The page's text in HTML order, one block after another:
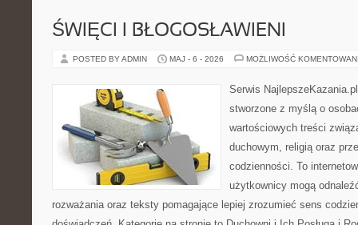
ŚWIĘCI I BŁOGOSŁAWIENI
POSTED BY ADMIN MAJ - 6 - 2026 MOŻLIWOŚĆ
Serwis
stworzone z myślą o
wartościowych treści
duchowym, religią oraz
codzienności. To
użytkownicy mogą
rozważania oraz teksty pomagające lepiej zrozumieć sens